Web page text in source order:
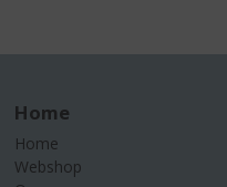
Home
Home
Webshop